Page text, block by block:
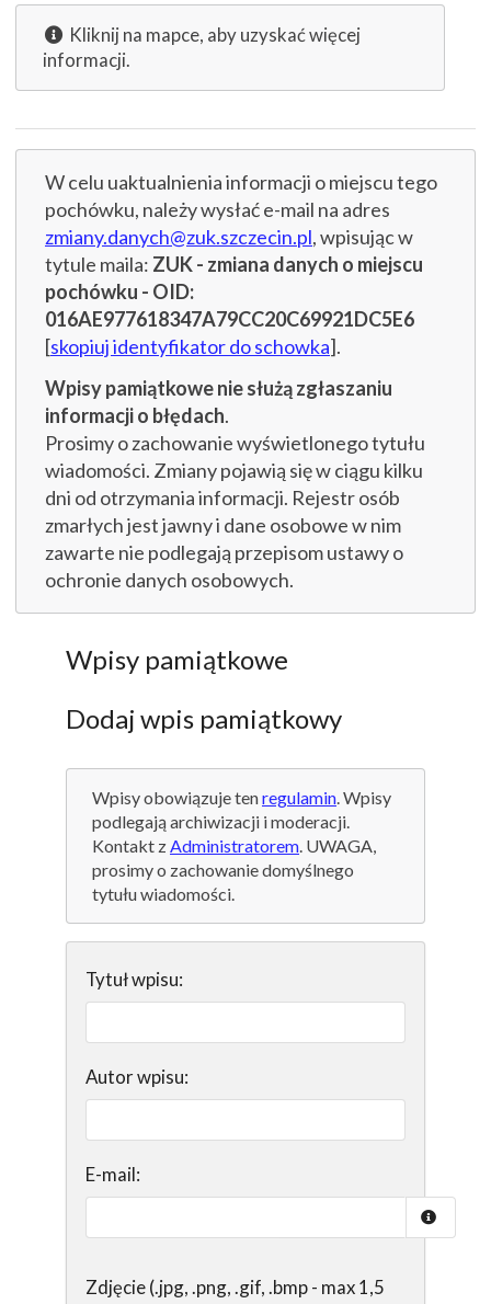
Kliknij na mapce, aby uzyskać więcej
informacji.
W celu uaktualnienia informacji o miejscu tego
pochówku, należy wysłać e-mail na adres
zmiany.danych@zuk.szczecin.pl, wpisując w
tytule maila: ZUK - zmiana danych o miejscu
pochówku - OID:
016AE977618347A79CC20C69921DC5E6
[skopiuj identyfikator do schowka].
Wpisy pamiątkowe nie służą zgłaszaniu
informacji o błędach.
Prosimy o zachowanie wyświetlonego tytułu
wiadomości. Zmiany pojawią się w ciągu kilku
dni od otrzymania informacji. Rejestr osób
zmarłych jest jawny i dane osobowe w nim
zawarte nie podlegają przepisom ustawy o
ochronie danych osobowych.
Wpisy pamiątkowe
Dodaj wpis pamiątkowy
Wpisy obowiązuje tenregulamin. Wpisy
podlegają archiwizacji i moderacji.
Kontakt zAdministratorem. UWAGA,
prosimy o zachowanie domyślnego
tytułu wiadomości.
Tytuł wpisu:
Autor wpisu:
E-mail:
Zdjęcie (.jpg, .png, .gif, .bmp - max 1,5